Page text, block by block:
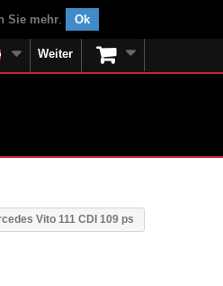
Sie mehr. Ok
Weiter
Vito 111 CDI 109 ps